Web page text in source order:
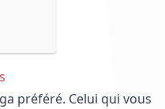
préféré. Celui qui vous